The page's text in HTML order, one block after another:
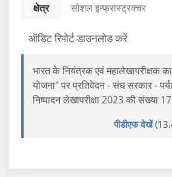
क्षेत्र सोशल इन्फ्रास्ट्रक्चर
ऑडिट रिपोर्ट डाउनलोड करें
भारत के नियंत्रक एवं महालेखापरीक्षक
योजना" पर प्रतिवेदन - संघ सरकार -
निष्पादन लेखापरीक्षा 2023 की संख्या 17
पीडीएफ देखें